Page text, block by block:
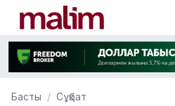
Басты Сұқбат